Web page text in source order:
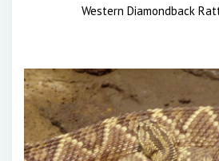
Western Diamondback